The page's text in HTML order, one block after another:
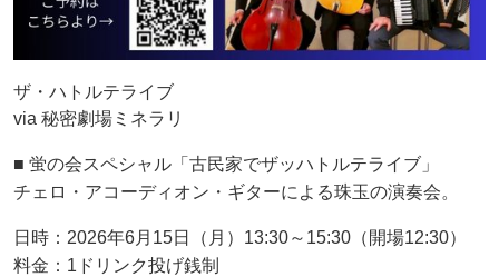
ザ・ハトルテライブ
via 秘密劇場ミネラリ
■ 蛍の会スペシャル「古民家でザッハトルテライブ」
チェロ・アコーディオン・ギターによる珠玉の演奏会。
日時：2026年6月15日（月）13:30～15:30（開場12:30）
料金：1ドリンク投げ銭制